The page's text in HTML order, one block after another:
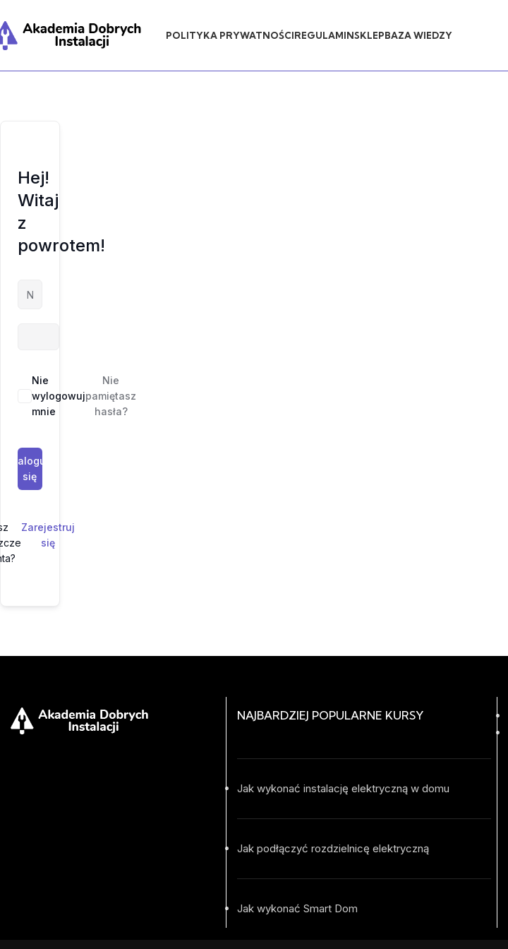
POLITYKA PRYWATNOŚCIREGULAMINSKLEPBAZA WIEDZY
Hej!
Witaj
z
powrotem!
Nie
wylogowuj
mnie
Nie
pamiętasz
hasła?
Zaloguj
się
Zarejestruj
się
NAJBARDZIEJ POPULARNE KURSY
Jak wykonać instalację elektryczną w domu
Jak podłączyć rozdzielnicę elektryczną
Jak wykonać Smart Dom